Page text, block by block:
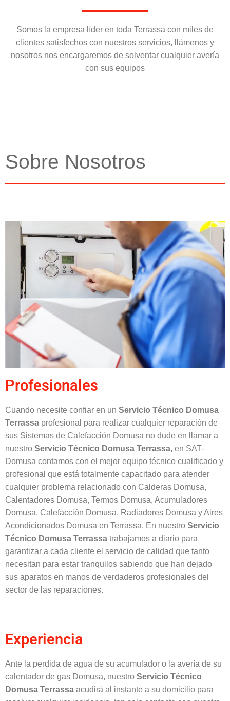
Somos la empresa líder en toda Terrassa con miles de
clientes satisfechos con nuestros servicios, llámenos y
nosotros nos encargaremos de solventar cualquier avería
con sus equipos
Sobre Nosotros
Profesionales
Cuando necesite confiar en un Servicio Técnico Domusa
Terrassa profesional para realizar cualquier reparación de
sus Sistemas de Calefacción Domusa no dude en llamar a
nuestro Servicio Técnico Domusa Terrassa, en SAT-
Domusa contamos con el mejor equipo técnico cualificado y
profesional que está totalmente capacitado para atender
cualquier problema relacionado con Calderas Domusa,
Calentadores Domusa, Termos Domusa, Acumuladores
Domusa, Calefacción Domusa, Radiadores Domusa y Aires
Acondicionados Domusa en Terrassa. En nuestro Servicio
Técnico Domusa Terrassa trabajamos a diario para
garantizar a cada cliente el servicio de calidad que tanto
necesitan para estar tranquilos sabiendo que han dejado
sus aparatos en manos de verdaderos profesionales del
sector de las reparaciones.
Experiencia
Ante la perdida de agua de su acumulador o la avería de su
calentador de gas Domusa, nuestro Servicio Técnico
Domusa Terrassa acudirá al instante a su domicilio para